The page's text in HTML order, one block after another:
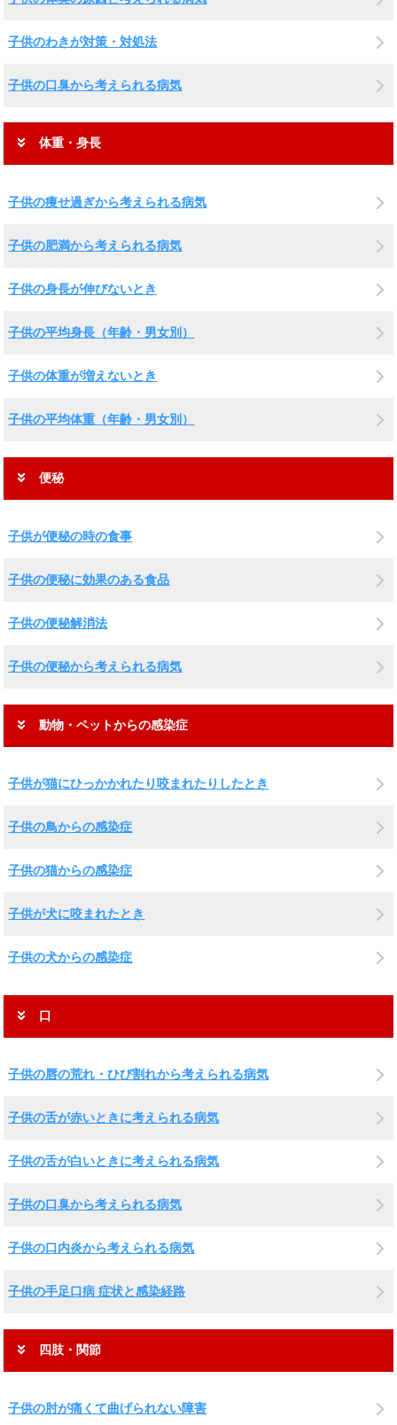
子供のわきが対策・対処法
子供の口臭から考えられる病気
体重・身長
子供の痩せ過ぎから考えられる病気
子供の肥満から考えられる病気
子供の身長が伸びないとき
子供の平均身長（年齢・男女別）
子供の体重が増えないとき
子供の平均体重（年齢・男女別）
便秘
子供が便秘の時の食事
子供の便秘に効果のある食品
子供の便秘解消法
子供の便秘から考えられる病気
動物・ペットからの感染症
子供が猫にひっかかれたり咬まれたりしたとき
子供の鳥からの感染症
子供の猫からの感染症
子供が犬に咬まれたとき
子供の犬からの感染症
口
子供の唇の荒れ・ひび割れから考えられる病気
子供の舌が赤いときに考えられる病気
子供の舌が白いときに考えられる病気
子供の口臭から考えられる病気
子供の口内炎から考えられる病気
子供の手足口病 症状と感染経路
四肢・関節
子供の肘が痛くて曲げられない障害